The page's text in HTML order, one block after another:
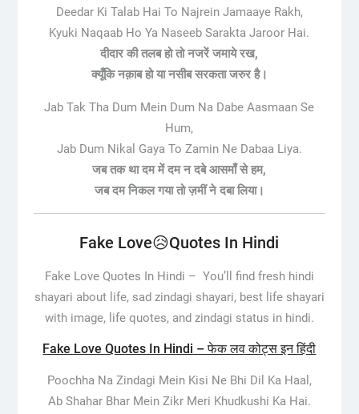
Deedar Ki Talab Hai To Najrein Jamaaye Rakh,
Kyuki Naqaab Ho Ya Naseeb Sarakta Jaroor Hai.
दीदार की तलब हो तो नजरें जमाये रख,
क्यूँकि नक़ाब हो या नसीब सरकता जरुर है।
Jab Tak Tha Dum Mein Dum Na Dabe Aasmaan Se
Hum,
Jab Dum Nikal Gaya To Zamin Ne Dabaa Liya.
जब तक था दम में दम न दबे आसमाँ से हम,
जब दम निकल गया तो ज़मीं ने दबा लिया।
Fake Love😥Quotes In Hindi
Fake Love Quotes In Hindi – You’ll find fresh hindi
shayari about life, sad zindagi shayari, best life shayari
with image, life quotes, and zindagi status in hindi.
Fake Love Quotes In Hindi – फेक लव कोट्स इन हिंदी
Poochha Na Zindagi Mein Kisi Ne Bhi Dil Ka Haal,
Ab Shahar Bhar Mein Zikr Meri Khudkushi Ka Hai.